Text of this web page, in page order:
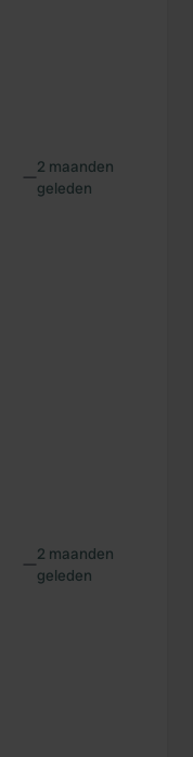
—2 maanden
geleden
—2 maanden
geleden